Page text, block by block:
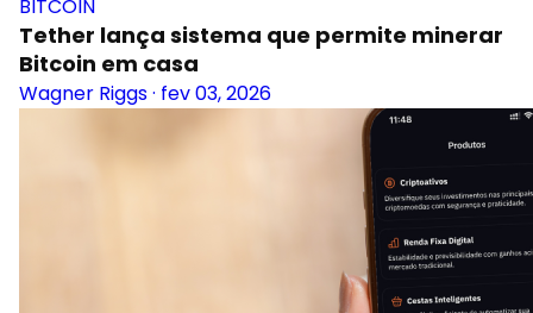
BITCOIN
Tether lança sistema que permite minerar
Bitcoin em casa